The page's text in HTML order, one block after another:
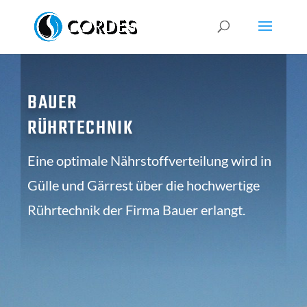
BAUER
RÜHRTECHNIK
Eine optimale Nährstoffverteilung wird in
Gülle und Gärrest über die hochwertige
Rührtechnik der Firma Bauer erlangt.